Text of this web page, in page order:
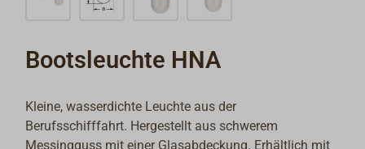
Bootsleuchte HNA
Kleine, wasserdichte Leuchte aus der
Berufsschifffahrt. Hergestellt aus schwerem
Messingguss mit einer Glasabdeckung. Erhältlich mit